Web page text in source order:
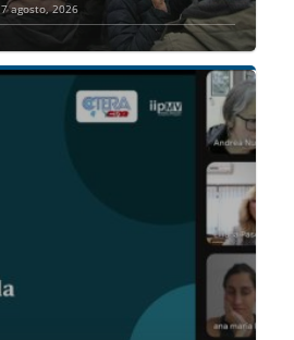
7 agosto, 2026